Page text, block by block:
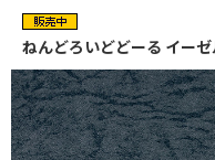
ねんどろいどどーる イー